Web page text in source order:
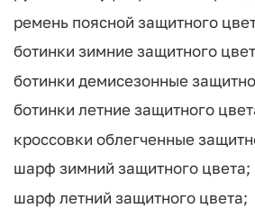
ремень поясной защитного
ботинки зимние защитного
ботинки демисезонные
ботинки летние защитного
кроссовки облегченные
шарф зимний защитного цвета;
шарф летний защитного цвета;